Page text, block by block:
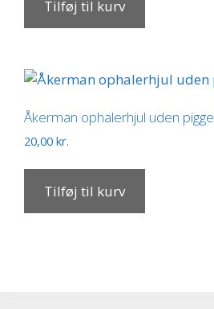
Tilføj til kurv
Åkerman ophalerhjul uden pigge
20,00 kr.
Tilføj til kurv